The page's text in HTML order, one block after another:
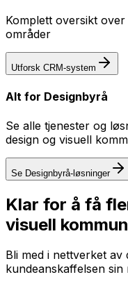
Komplett oversikt over
områder
Utforsk CRM-system
Alt for Designbyrå
Se alle tjenester og
design og visuell
Se Designbyrå-løsninger
Klar for å få
visuell
Bli med i nettverket
kundeanskaffelsen sin